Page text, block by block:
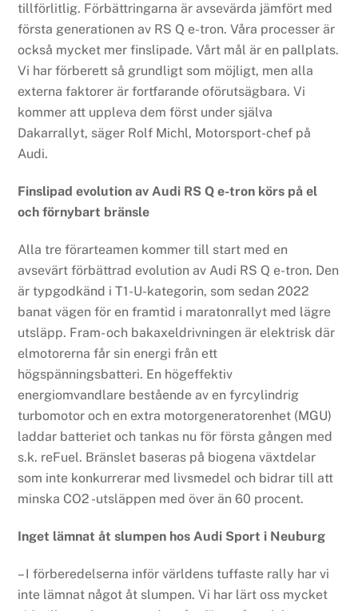
tillförlitlig. Förbättringarna är avsevärda jämfört med
första generationen av RS Q e-tron. Våra processer är
också mycket mer finslipade. Vårt mål är en pallplats.
Vi har förberett så grundligt som möjligt, men alla
externa faktorer är fortfarande oförutsägbara. Vi
kommer att uppleva dem först under själva
Dakarrallyt, säger Rolf Michl, Motorsport-chef på
Audi.
Finslipad evolution av Audi RS Q e-tron körs på el
och förnybart bränsle
Alla tre förarteamen kommer till start med en
avsevärt förbättrad evolution av Audi RS Q e-tron. Den
är typgodkänd i T1-U-kategorin, som sedan 2022
banat vägen för en framtid i maratonrallyt med lägre
utsläpp. Fram- och bakaxeldrivningen är elektrisk där
elmotorerna får sin energi från ett
högspänningsbatteri. En högeffektiv
energiomvandlare bestående av en fyrcylindrig
turbomotor och en extra motorgeneratorenhet (MGU)
laddar batteriet och tankas nu för första gången med
s.k. reFuel. Bränslet baseras på biogena växtdelar
som inte konkurrerar med livsmedel och bidrar till att
minska CO2 -utsläppen med över än 60 procent.
Inget lämnat åt slumpen hos Audi Sport i Neuburg
– I förberedelserna inför världens tuffaste rally har vi
inte lämnat något åt slumpen. Vi har lärt oss mycket